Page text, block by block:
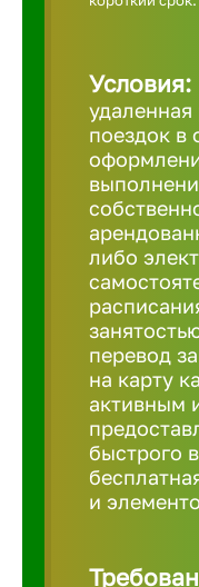
Условия:
удаленная
поездок в
либо
перевод
на карту
активным
быстрого
и